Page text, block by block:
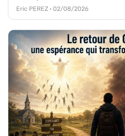
Eric PEREZ · 02/08/2026